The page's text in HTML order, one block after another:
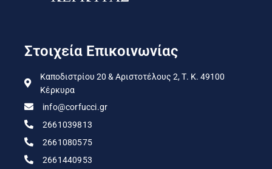
Στοιχεία Επικοινωνίας
Καποδιστρίου 20 & Αριστοτέλους 2, Τ. Κ. 49100
Κέρκυρα
info@corfucci.gr
2661039813
2661080575
2661440953